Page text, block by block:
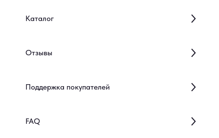
Каталог
Отзывы
Поддержка покупателей
FAQ